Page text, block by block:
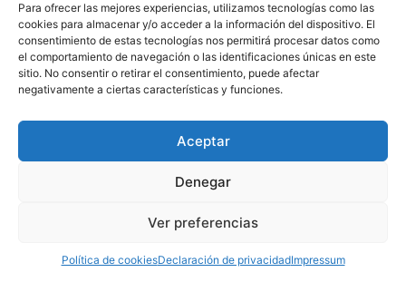
Para ofrecer las mejores experiencias, utilizamos tecnologías como las
cookies para almacenar y/o acceder a la información del dispositivo. El
consentimiento de estas tecnologías nos permitirá procesar datos como
el comportamiento de navegación o las identificaciones únicas en este
sitio. No consentir o retirar el consentimiento, puede afectar
negativamente a ciertas características y funciones.
Aceptar
Denegar
Ver preferencias
Política de cookiesDeclaración de privacidadImpressum
Política de Cookies
Aviso Legal
910 607 564
derechos reservados